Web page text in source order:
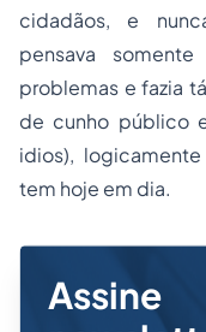
cidadãos, e
pensava
problemas e fazia
de cunho público
idios),
tem hoje em dia.